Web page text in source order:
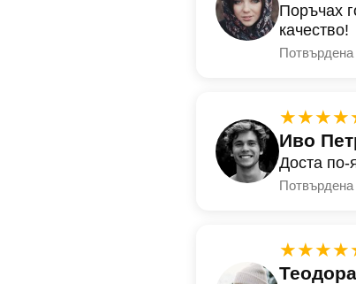
Поръчах
качество!
Потвърдена
Иво
Доста по-
Потвърдена